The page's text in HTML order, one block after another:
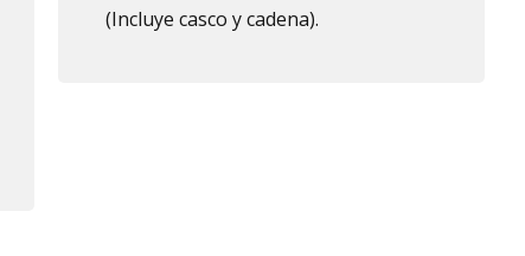
(Incluye casco y cadena).